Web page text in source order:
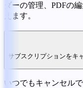
ダーの管理、PDFの
えます。
サブスクリプションをキ
いつでもキャンセル